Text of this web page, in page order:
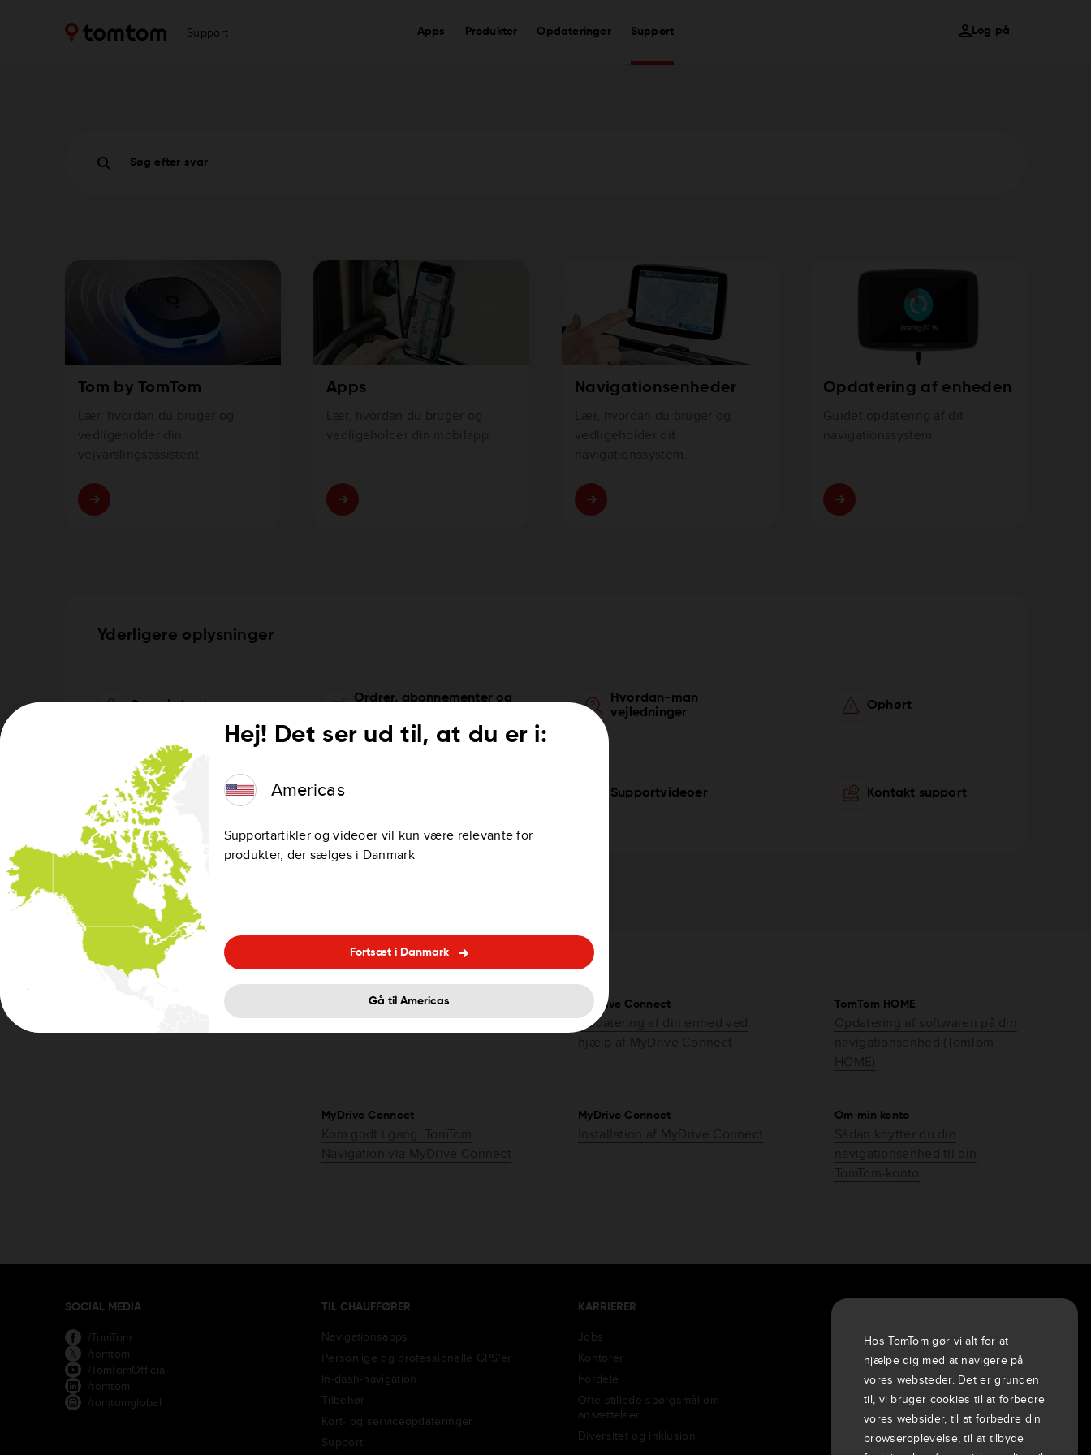
Support Apps Produkter Opdateringer Support Log på
Søg efter svar
Tom by TomTom Apps Navigationsenheder Opdatering af enheden
Yderligere oplysninger
Om min konto
Ordrer, abonnementer og
Hvordan-man
vejledninger
Ophørt
Brug af TomTom-
tjenester
Supportvideoer Kontakt support
Opdater enheden via Wi-Fi®
MyDrive Connect
Opdatering af din enhed ved
TomTom HOME
MyDrive Connect MyDrive Connect Om min konto
SOCIAL MEDIA
/TomTom
/tomtom
/TomTomOfficial
/tomtom
/tomtomglobal
TIL CHAUFFØRER
Navigationsapps
Personlige og professionelle GPS'er
In-dash-navigation
Tilbehør
Kort- og serviceopdateringer
Support
KARRIERER
Jobs
Kontorer
Fordele
Ofte stillede spørgsmål om
ansættelser
Diversitet og inklusion
Om os
Virksomheden
Kunder
Nyheder
Begivenheder
Pressemeddelelser
Investorer
Hos TomTom gør vi alt for at
hjælpe dig med at navigere på
vores websteder. Det er grunden
til, vi bruger cookies til at forbedre
vores websider, til at forbedre din
browseroplevelse, til at tilbyde
Hej! Det ser ud til, at du er i:
Americas
Supportartikler og videoer vil kun være relevante for
produkter, der sælges i Danmark
Fortsæt i Danmark
Gå til Americas